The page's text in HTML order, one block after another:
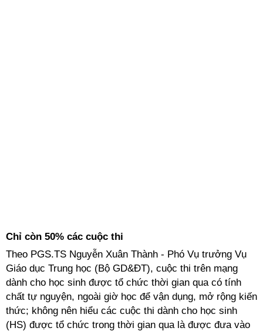
Chỉ còn 50% các cuộc thi
Theo PGS.TS Nguyễn Xuân Thành - Phó Vụ trưởng Vụ
Giáo dục Trung học (Bộ GD&ĐT), cuộc thi trên mạng
dành cho học sinh được tổ chức thời gian qua có tính
chất tự nguyện, ngoài giờ học để vận dụng, mở rộng kiến
thức; không nên hiểu các cuộc thi dành cho học sinh
(HS) được tổ chức trong thời gian qua là được đưa vào